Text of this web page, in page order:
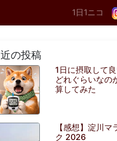
1日1ニコ
の投稿
1日に摂取して
どれぐらいなの
算してみた
【感想】淀川
ク 2026